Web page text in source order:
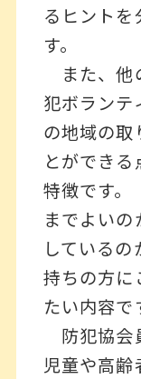
るヒント
す。
また、他
犯ボランテ
の地域の取
とができ
特徴です。
までよい
している
持ちの方に
たい内容で
防犯協会
児童や高